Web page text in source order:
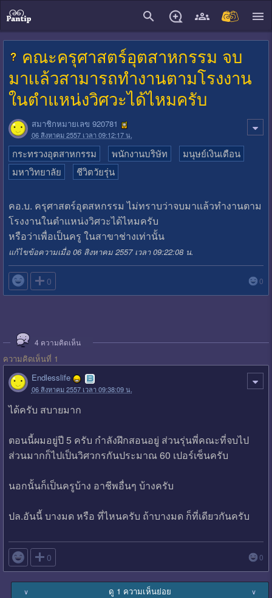
คณะครุศาสตร์อุตสาหกรรม จบ
มาเเล้วสามารถทำงานตามโรงงาน
ในตำแหน่งวิศวะได้ไหมครับ
สมาชิกหมายเลข 920781
06 สิงหาคม 2557 เวลา 09:12:17 น.
กระทรวงอุตสาหกรรม พนักงานบริษัท
มนุษย์เงินเดือน
มหาวิทยาลัย
ชีวิตวัยรุ่น
คอ.บ. ครุศาสตร์อุตสหกรรม ไม่ทราบว่าจบมาเเล้วทำงานตาม
โรงงานในตำแหน่งวิศวะได้ไหมครับ
หรือว่าเพื่อเป็นครู ในสาขาช่างเท่านั้น
แก้ไขข้อความเมื่อ 06 สิงหาคม 2557 เวลา 09:22:08 น.
 0 0
4 ความคิดเห็น
ความคิดเห็นที่ 1
Endlesslife
06 สิงหาคม 2557 เวลา 09:38:09 น.
ได้ครับ สบายมาก
ตอนนี้ผมอยู่ปี 5 ครับ กำลังฝึกสอนอยู่ ส่วนรุ่นพี่คณะที่จบไป
ส่วนมากก็ไปเป็นวิศวกรกันประมาณ 60 เปอร์เซ็นครับ
นอกนั้นก็เป็นครูบ้าง อาชีพอื่นๆ บ้างครับ
ปล.อันนี้ บางมด หรือ ที่ไหนครับ ถ้าบางมด ก็ที่เดียวกันครับ
 0 0
∨ ดู 1 ความเห็นย่อย ∨
close